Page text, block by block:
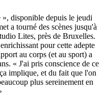
disponible depuis le jeudi
a tourné des scènes jusqu'à
Lites, près de Bruxelles.
pour cette adepte
au corps (et au sport) a
« J'ai pris conscience de ce
implique, et du fait que l'on
plus sereinement en